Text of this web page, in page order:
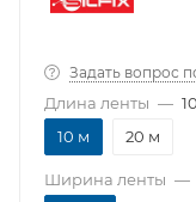
Задать вопрос
Длина ленты —
10 м
20 м
Ширина ленты —